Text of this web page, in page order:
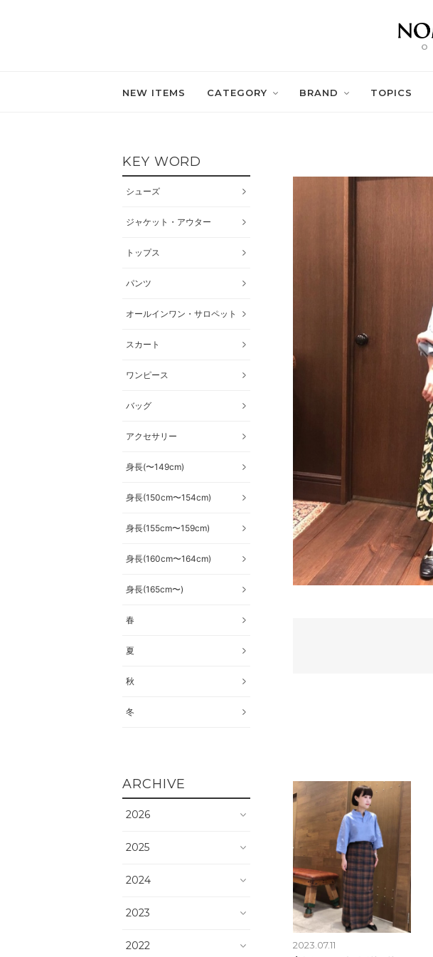
NEW ITEMS CATEGORY BRAND TOPICS
2023.07.11
KEY WORD
シューズ
ジャケット・アウター
トップス
パンツ
オールインワン・サロペット
スカート
ワンピース
バッグ
アクセサリー
身長(〜149cm)
身長(150cm〜154cm)
身長(155cm〜159cm)
身長(160cm〜164cm)
身長(165cm〜)
春
夏
秋
冬
ARCHIVE
2026
2025
2024
2023
2022